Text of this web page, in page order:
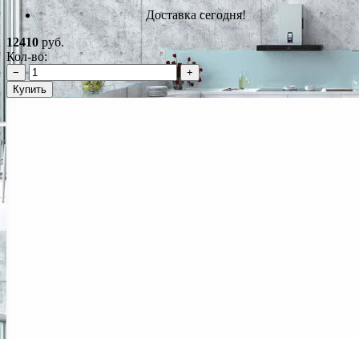
Доставка сегодня!
12410руб.
Кол-во:
−
+
Купить